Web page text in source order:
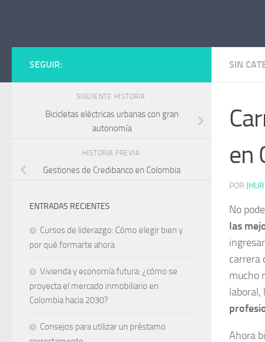
SIN
en
POR
No
las
carrera
mucho
laboral,
Ahora
SEGUIR:
SIGUIENTE HISTORIA
Bicicletas eléctricas urbanas con gran
autonomía
HISTORIA PREVIA
Gestiones de Credibanco en Colombia
ENTRADAS RECIENTES
Cursos de liderazgo: Cómo elegir bien y
por qué formarte ahora
Vivienda y economía futura: ¿cómo se
proyecta el mercado inmobiliario en
Colombia hacia 2030?
Consejos para utilizar un préstamo